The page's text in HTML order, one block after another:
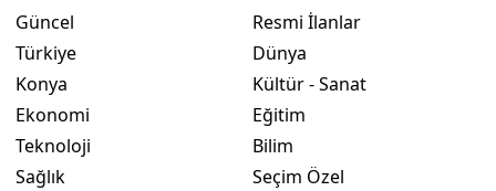
Kırıkkale
Batman
Güncel
Türkiye
Konya
Ekonomi
Teknoloji
Sağlık
Resmi İlanlar
Dünya
Kültür - Sanat
Eğitim
Bilim
Seçim Özel